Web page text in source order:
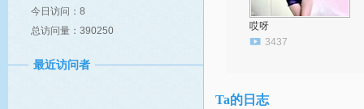
今日访问：8
总访问量：390250
最近访问者
哎呀
3437
Ta的日志